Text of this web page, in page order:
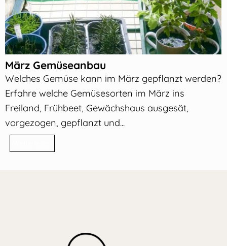
März Gemüseanbau
Welches Gemüse kann im März gepflanzt werden?
Erfahre welche Gemüsesorten im März ins
Freiland, Frühbeet, Gewächshaus ausgesät,
vorgezogen, gepflanzt und...